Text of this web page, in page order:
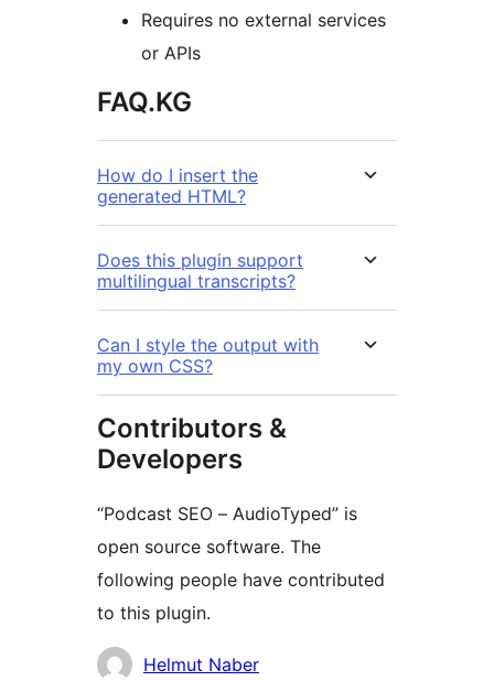
Requires no external services
or APIs
FAQ.KG
How do I insert the
generated HTML?
Does this plugin support
multilingual transcripts?
Can I style the output with
my own CSS?
Contributors &
Developers
“Podcast SEO – AudioTyped” is
open source software. The
following people have contributed
to this plugin.
МүчөлөрүHelmut Naber